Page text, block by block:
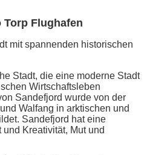
Flughafen
mit spannenden historischen
Stadt, die eine moderne Stadt
Wirtschaftsleben
Sandefjord wurde von der
Walfang in arktischen und
Sandefjord hat eine
Kreativität, Mut und